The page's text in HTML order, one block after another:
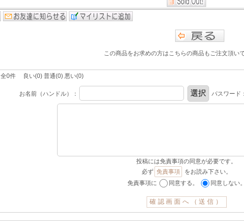
この商品をお求めの方はこちらの商品もご注文頂い
全0件 良い(0) 普通(0) 悪い(0)
お名前（ハンドル）： パスワード：
投稿には免責事項の同意が必要です。
必ず 免責事項
をお読み下さい。
免責事項に
同意する。 同意しない。